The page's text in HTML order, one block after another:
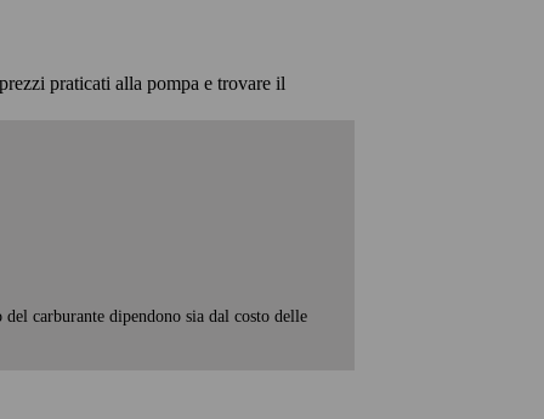
praticati alla pompa e trovare il
carburante dipendono sia dal costo delle